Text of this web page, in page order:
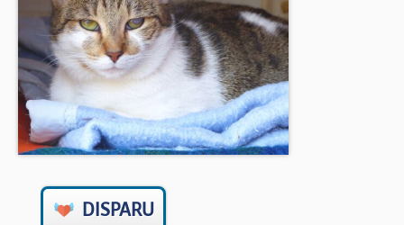
NOUS AIDER
CONTACT
BOUTIQUE
DISPARU